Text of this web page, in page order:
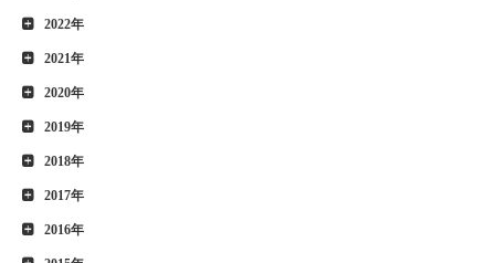
2022年
2021年
2020年
2019年
2018年
2017年
2016年